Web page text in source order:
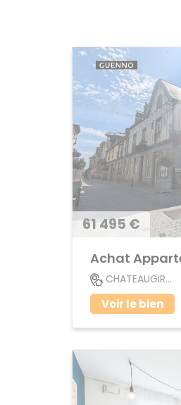
61 495 €
CHATEAUGIRON
Voir le bien